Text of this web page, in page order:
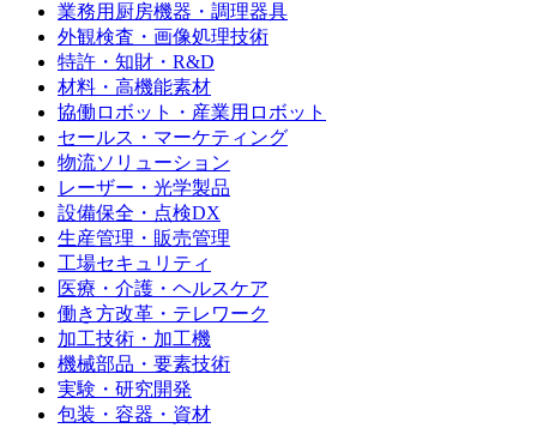
業務用厨房機器・調理器具
外観検査・画像処理技術
特許・知財・R&D
材料・高機能素材
協働ロボット・産業用ロボット
セールス・マーケティング
物流ソリューション
レーザー・光学製品
設備保全・点検DX
生産管理・販売管理
工場セキュリティ
医療・介護・ヘルスケア
働き方改革・テレワーク
加工技術・加工機
機械部品・要素技術
実験・研究開発
包装・容器・資材